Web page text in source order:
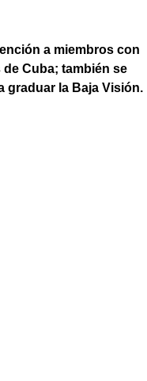
a miembros con
Cuba; también se
graduar la Baja Visión.